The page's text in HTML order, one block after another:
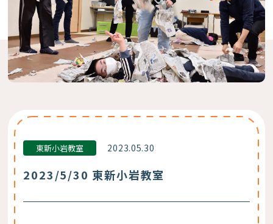
東新小岩教室 2023.05.30
2023/5/30 東新小岩教室